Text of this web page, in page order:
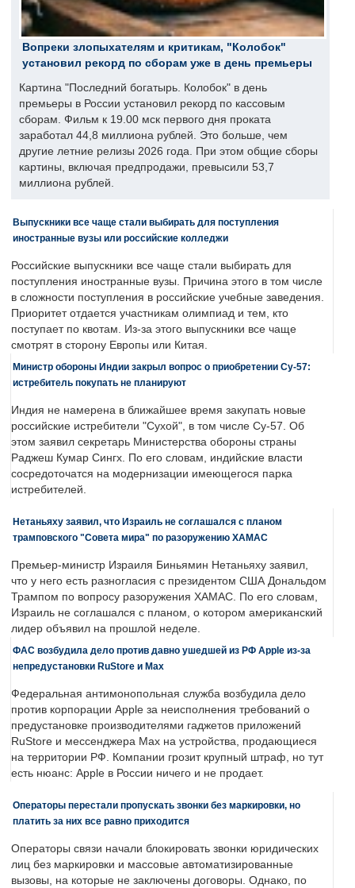
Вопреки злопыхателям и критикам, "Колобок"
установил рекорд по сборам уже в день премьеры
Картина "Последний богатырь. Колобок" в день
премьеры в России установил рекорд по кассовым
сборам. Фильм к 19.00 мск первого дня проката
заработал 44,8 миллиона рублей. Это больше, чем
другие летние релизы 2026 года. При этом общие сборы
картины, включая предпродажи, превысили 53,7
миллиона рублей.
Выпускники все чаще стали выбирать для поступления
иностранные вузы или российские колледжи
Российские выпускники все чаще стали выбирать для
поступления иностранные вузы. Причина этого в том числе
в сложности поступления в российские учебные заведения.
Приоритет отдается участникам олимпиад и тем, кто
поступает по квотам. Из-за этого выпускники все чаще
смотрят в сторону Европы или Китая.
Министр обороны Индии закрыл вопрос о приобретении Су-57:
истребитель покупать не планируют
Индия не намерена в ближайшее время закупать новые
российские истребители "Сухой", в том числе Су-57. Об
этом заявил секретарь Министерства обороны страны
Раджеш Кумар Сингх. По его словам, индийские власти
сосредоточатся на модернизации имеющегося парка
истребителей.
Нетаньяху заявил, что Израиль не соглашался с планом
трамповского "Совета мира" по разоружению ХАМАС
Премьер-министр Израиля Биньямин Нетаньяху заявил,
что у него есть разногласия с президентом США Дональдом
Трампом по вопросу разоружения ХАМАС. По его словам,
Израиль не соглашался с планом, о котором американский
лидер объявил на прошлой неделе.
ФАС возбудила дело против давно ушедшей из РФ Apple из-за
непредустановки RuStore и Max
Федеральная антимонопольная служба возбудила дело
против корпорации Apple за неисполнения требований о
предустановке производителями гаджетов приложений
RuStore и мессенджера Max на устройства, продающиеся
на территории РФ. Компании грозит крупный штраф, но тут
есть нюанс: Apple в России ничего и не продает.
Операторы перестали пропускать звонки без маркировки, но
платить за них все равно приходится
Операторы связи начали блокировать звонки юридических
лиц без маркировки и массовые автоматизированные
вызовы, на которые не заключены договоры. Однако, по